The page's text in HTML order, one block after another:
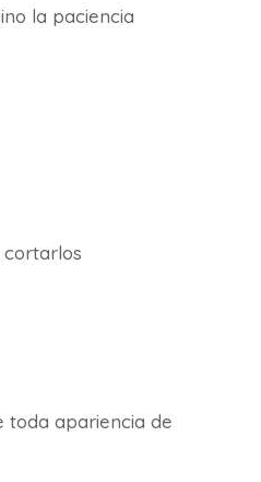
la paciencia
toda apariencia de